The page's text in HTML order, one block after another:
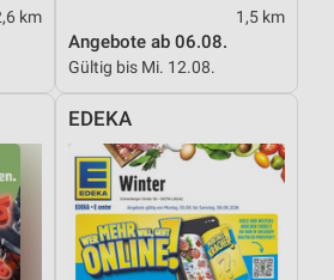
km 1,5 km
Angebote ab 06.08.
Gültig bis Mi. 12.08.
EDEKA
von Inhalten
aus verschiedenen
der Angebote
Daten zur Auswahl von